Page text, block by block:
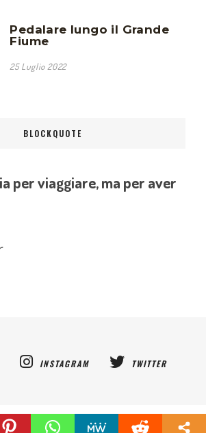
Pedalare lungo il Grande
Fiume
25 Luglio 2022
BLOCKQUOTE
per viaggiare, ma per aver
INSTAGRAM TWITTER